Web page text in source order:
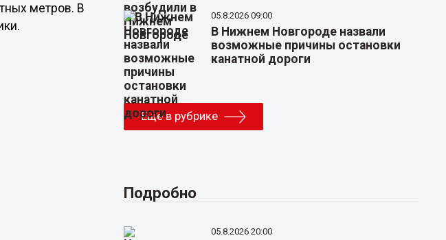
метров. В
05.8.2026 09:00
В Нижнем Новгороде назвали
возможные причины остановки
канатной дороги
Еще в рубрике
Подробно
05.8.2026 20:00